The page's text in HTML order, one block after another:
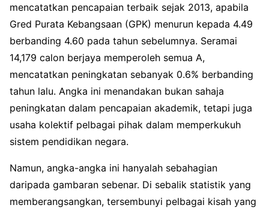
mencatatkan pencapaian terbaik sejak 2013, apabila
Gred Purata Kebangsaan (GPK) menurun kepada 4.49
berbanding 4.60 pada tahun sebelumnya. Seramai
14,179 calon berjaya memperoleh semua A,
mencatatkan peningkatan sebanyak 0.6% berbanding
tahun lalu. Angka ini menandakan bukan sahaja
peningkatan dalam pencapaian akademik, tetapi juga
usaha kolektif pelbagai pihak dalam memperkukuh
sistem pendidikan negara.
Namun, angka-angka ini hanyalah sebahagian
daripada gambaran sebenar. Di sebalik statistik yang
memberangsangkan, tersembunyi pelbagai kisah yang